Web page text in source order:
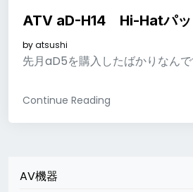
ATV aD-H14 Hi-Hatパッ
byatsushi
先月aD5を購入したばかりなん
Continue Reading
AV機器